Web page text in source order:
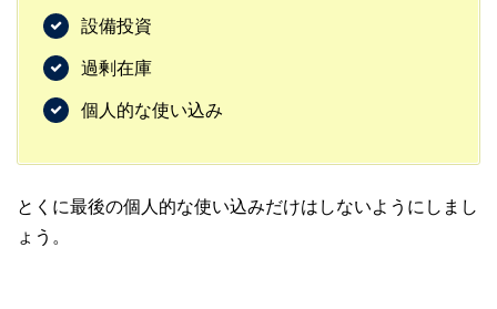
設備投資
過剰在庫
個人的な使い込み
とくに最後の個人的な使い込みだけはしないようにしまし
ょう。